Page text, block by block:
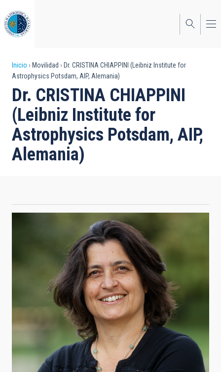
al
contenido
principal
Sobrescribir
enlaces
de
ayuda
a
la
Inicio Movilidad
Dr. CRISTINA CHIAPPINI (Leibniz Institute for
Astrophysics Potsdam, AIP, Alemania)
Dr. CRISTINA CHIAPPINI
(Leibniz Institute for
Astrophysics Potsdam, AIP,
Alemania)